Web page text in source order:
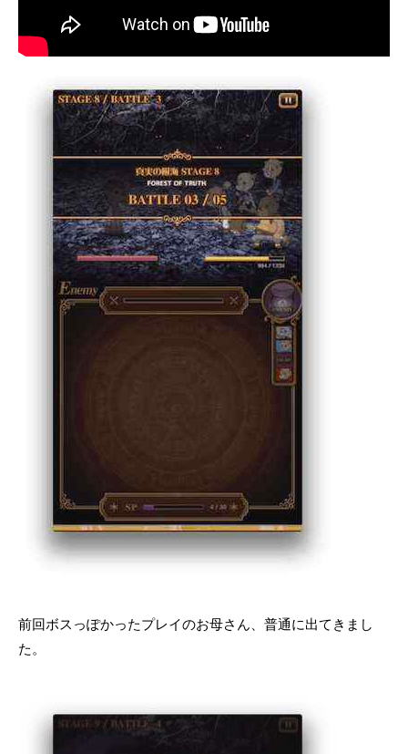
前回ボスっぽかったプレイのお母さん、普通に出てきまし
た。